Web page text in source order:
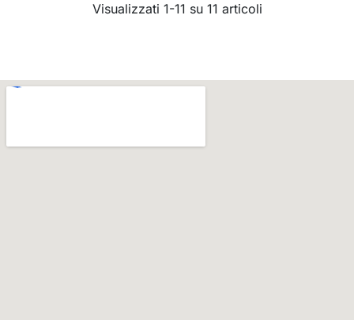
Visualizzati 1-11 su 11 articoli